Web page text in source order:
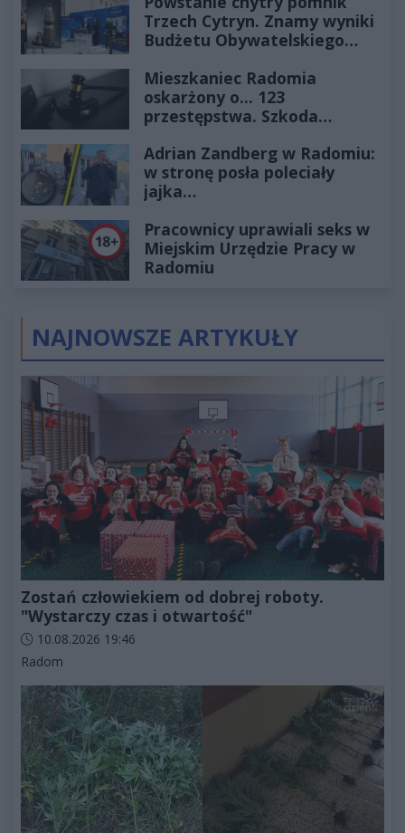
Trzech Cytryn. Znamy wyniki
Budżetu Obywatelskiego
Mieszkaniec Radomia
oskarżony o... 123
przestępstwa. Szkoda
złotych
Adrian Zandberg w Radomiu:
w stronę posła poleciały
jajka…
Pracownicy uprawiali seks w
Miejskim Urzędzie Pracy w
Radomiu
NAJNOWSZE ARTYKUŁY
Zostań człowiekiem od dobrej roboty.
"Wystarczy czas i otwartość"
Data dodania artykułu:
10.08.2026 19:46
Kategorie artykułu:
Radom